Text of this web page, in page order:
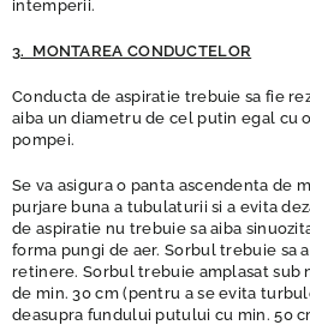
intemperii.
3. MONTAREA CONDUCTELOR
Conducta de aspiratie trebuie sa fie
aiba un diametru de cel putin egal cu
pompei.
Se va asigura o panta ascendenta de
purjare buna a tubulaturii si a evita
de aspiratie nu trebuie sa aiba
forma pungi de aer. Sorbul trebuie sa
retinere. Sorbul trebuie amplasat sub
de min. 30 cm (pentru a se evita
deasupra fundului putului cu min. 50